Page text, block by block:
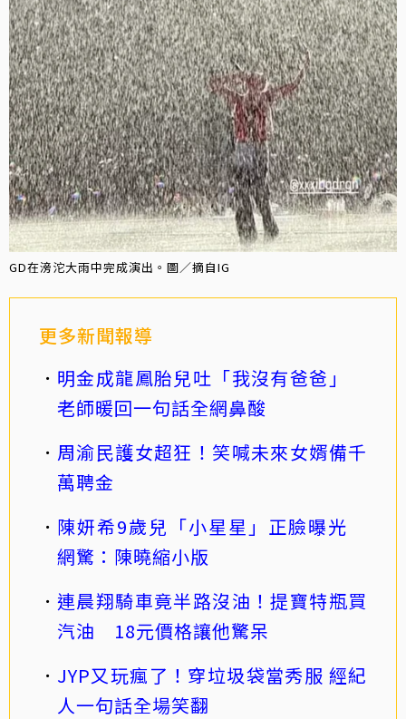
GD在滂沱大雨中完成演出。圖／摘自IG
更多新聞報導
明金成龍鳳胎兒吐「我沒有爸爸」
老師暖回一句話全網鼻酸
周渝民護女超狂！笑喊未來女婿備千
萬聘金
陳妍希9歲兒「小星星」正臉曝光
網驚：陳曉縮小版
連晨翔騎車竟半路沒油！提寶特瓶買
汽油 18元價格讓他驚呆
JYP又玩瘋了！穿垃圾袋當秀服 經紀
人一句話全場笑翻